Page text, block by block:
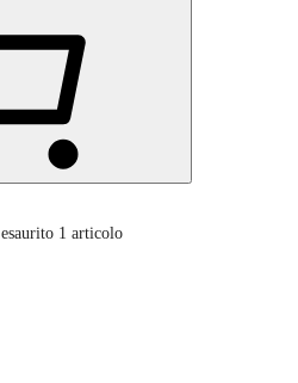
esaurito 1 articolo